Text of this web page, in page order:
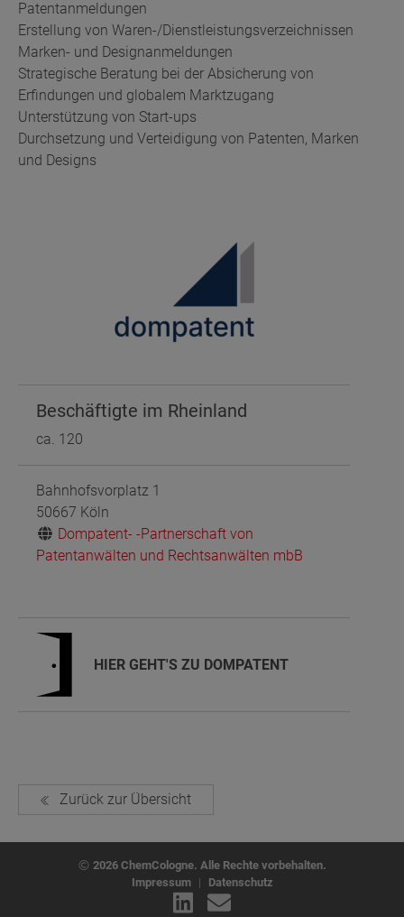
Patentanmeldungen
Erstellung von Waren-/Dienstleistungsverzeichnissen
Marken- und Designanmeldungen
Strategische Beratung bei der Absicherung von
Erfindungen und globalem Marktzugang
Unterstützung von Start-ups
Durchsetzung und Verteidigung von Patenten, Marken
und Designs
Beschäftigte im Rheinland
ca. 120
Bahnhofsvorplatz 1
50667 Köln
Dompatent- -Partnerschaft von
Patentanwälten und Rechtsanwälten mbB
HIER GEHT'S ZU DOMPATENT
Zurück zur Übersicht
2026 ChemCologne. Alle Rechte vorbehalten.
Impressum
| Datenschutz